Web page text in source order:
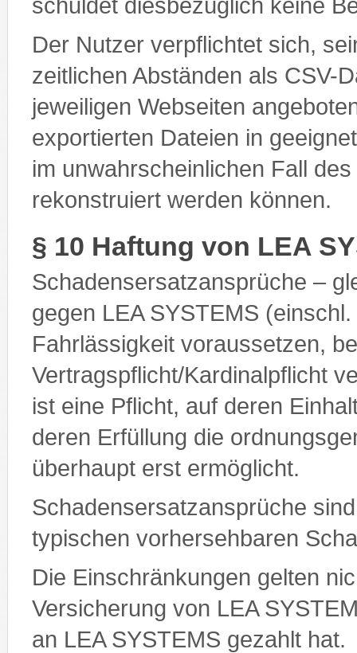
Der Nutzer verpflichtet sich,
zeitlichen Abständen als CSV-
jeweiligen Webseiten
exportierten Dateien in
im unwahrscheinlichen Fall
rekonstruiert werden können.
§ 10 Haftung von LEA
Schadensersatzansprüche –
gegen LEA SYSTEMS
Fahrlässigkeit voraussetzen,
Vertragspflicht/Kardinalpflicht
ist eine Pflicht, auf deren
deren Erfüllung die
überhaupt erst ermöglicht.
Schadensersatzansprüche
typischen vorhersehbaren
Die Einschränkungen gelten
Versicherung von LEA
an LEA SYSTEMS gezahlt hat.